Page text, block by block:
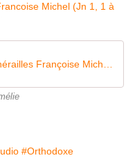
Michel (Jn 1, 1 à
#Orthodoxe